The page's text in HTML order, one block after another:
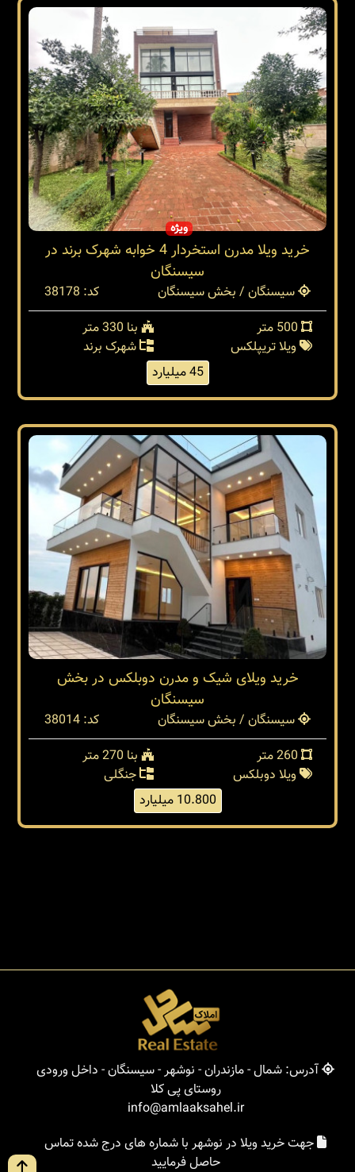
ویژه
خرید ویلا مدرن استخردار 4 خوابه شهرک برند در
سیسنگان
سیسنگان / بخش سیسنگان
کد: 38178
بنا 330 متر
ویلا تریپلکس
شهرک برند
45 میلیارد
خرید ویلای شیک و مدرن دوبلکس در بخش
سیسنگان
سیسنگان / بخش سیسنگان
کد: 38014
بنا 270 متر
ویلا دوبلکس
جنگلی
10.800 میلیارد
آدرس: شمال - مازندران - نوشهر - سیسنگان - داخل ورودی
روستای پی کلا
info@amlaaksahel.ir
جهت خرید ویلا در نوشهر با شماره های درج شده تماس
حاصل فرمایید